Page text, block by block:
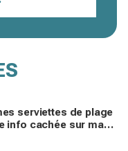
serviettes de plage
info cachée sur ma